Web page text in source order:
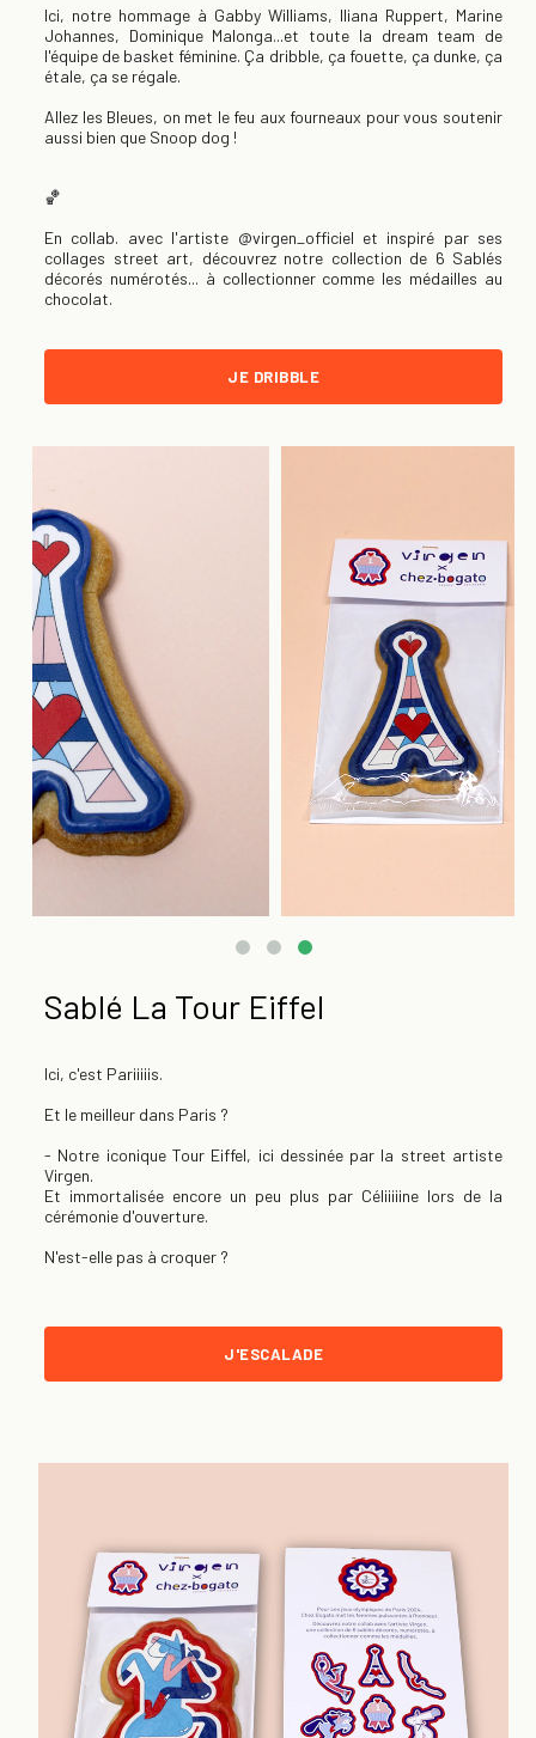
Ici, notre hommage à Gabby Williams, Iliana Ruppert, Marine
Johannes, Dominique Malonga...et toute la dream team de
l'équipe de basket féminine. Ça dribble, ça fouette, ça dunke, ça
étale, ça se régale.
Allez les Bleues, on met le feu aux fourneaux pour vous soutenir
aussi bien que Snoop dog !
🏀
En collab. avec l'artiste @virgen_officiel et inspiré par ses
collages street art, découvrez notre collection de 6 Sablés
décorés numérotés... à collectionner comme les médailles au
chocolat.
JE DRIBBLE
Sablé La Tour Eiffel
Ici, c'est Pariiiiis.
Et le meilleur dans Paris ?
- Notre iconique Tour Eiffel, ici dessinée par la street artiste
Virgen.
Et immortalisée encore un peu plus par Céliiiiine lors de la
cérémonie d'ouverture.
N'est-elle pas à croquer ?
J'ESCALADE